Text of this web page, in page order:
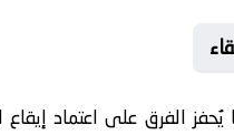
الفرق على اعتماد